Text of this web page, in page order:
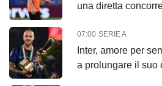
una diretta
07:00 SERIE A
Inter, amore per
a prolungare il suo